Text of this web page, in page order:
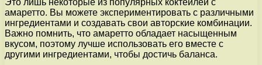
Это лишь некоторые из популярных коктейлей с
амаретто. Вы можете экспериментировать с различными
ингредиентами и создавать свои авторские комбинации.
Важно помнить, что амаретто обладает насыщенным
вкусом, поэтому лучше использовать его вместе с
другими ингредиентами, чтобы достичь баланса.